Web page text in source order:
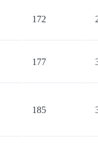
172
177
185